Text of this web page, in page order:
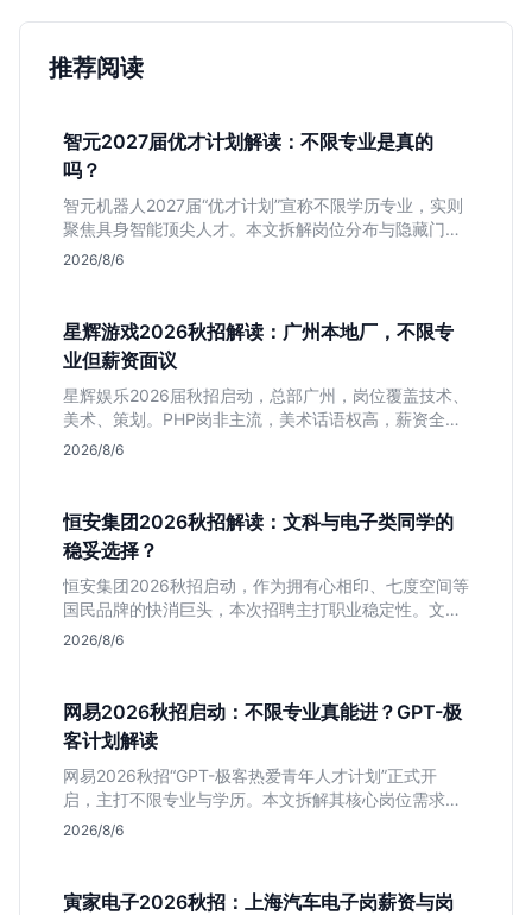
推荐阅读
智元2027届优才计划解读：不限专业是真的
吗？
智元机器人2027届“优才计划”宣称不限学历专业，实则
聚焦具身智能顶尖人才。本文拆解岗位分布与隐藏门
槛，分析算法、仿真等核心方向，帮你判断是否值得投
2026/8/6
星辉游戏2026秋招解读：广州本地厂，不限专
业但薪资面议
星辉娱乐2026届秋招启动，总部广州，岗位覆盖技术、
美术、策划。PHP岗非主流，美术话语权高，薪资全面
面议。适合想接触项目全流程的应届生，追求大厂光环
2026/8/6
恒安集团2026秋招解读：文科与电子类同学的
稳妥选择？
恒安集团2026秋招启动，作为拥有心相印、七度空间等
国民品牌的快消巨头，本次招聘主打职业稳定性。文章
深度解析管培生项目，明确文商科主攻品牌营销、理工
2026/8/6
网易2026秋招启动：不限专业真能进？GPT-极
客计划解读
网易2026秋招“GPT-极客热爱青年人才计划”正式开
启，主打不限专业与学历。本文拆解其核心岗位需求
（技术研发、游戏策划、算法），分析非科班同学的投
2026/8/6
寅家电子2026秋招：上海汽车电子岗薪资与岗